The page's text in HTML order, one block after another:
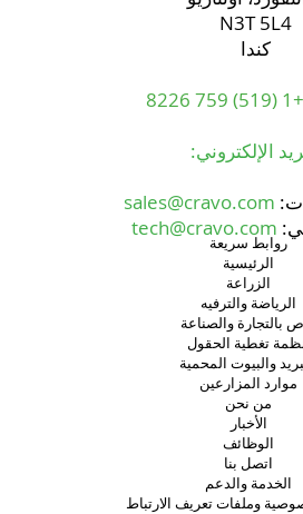
N3T 5L4
كندا
+1 (519) 759 8226
الإلكتروني:
sales@cravo.com
tech@cravo.com
روابط سريعة
الرئيسية
الزراعة
الرياضة والترفيه
بالتجارة والصناعة
تغطية الحقول
والبيوت المحمية
موارد المزارعين
من نحن
الأخبار
الوظائف
اتصل بنا
الخدمة والدعم
وملفات تعريف الارتباط